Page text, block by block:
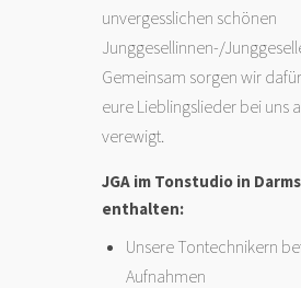
unvergesslichen schönen
Junggesellinnen-/
Gemeinsam sorgen wir
eure Lieblingslieder bei uns
verewigt.
JGA im Tonstudio in
enthalten:
Unsere Tontechnikern
Aufnahmen